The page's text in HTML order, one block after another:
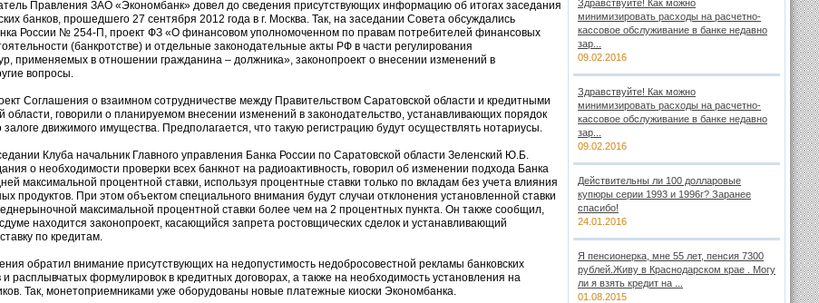
Правления ЗАО «Экономбанк» довел до сведения присутствующих информацию об итогах заседания
банков, прошедшего 27 сентября 2012 года в г. Москва. Так, на заседании Совета обсуждались
России № 254-П, проект ФЗ «О финансовом уполномоченном по правам потребителей финансовых
(банкротстве) и отдельные законодательные акты РФ в части регулирования
применяемых в отношении гражданина – должника», законопроект о внесении изменений в
вопросы.
Соглашения о взаимном сотрудничестве между Правительством Саратовской области и кредитными
области, говорили о планируемом внесении изменений в законодательство, устанавливающих порядок
движимого имущества. Предполагается, что такую регистрацию будут осуществлять нотариусы.
Клуба начальник Главного управления Банка России по Саратовской области Зеленский Ю.Б.
о необходимости проверки всех банкнот на радиоактивность, говорил об изменении подхода Банка
максимальной процентной ставки, используя процентные ставки только по вкладам без учета влияния
продуктов. При этом объектом специального внимания будут случаи отклонения установленной ставки
максимальной процентной ставки более чем на 2 процентных пункта. Он также сообщил,
находится законопроект, касающийся запрета ростовщических сделок и устанавливающий
по кредитам.
обратил внимание присутствующих на недопустимость недобросовестной рекламы банковских
расплывчатых формулировок в кредитных договорах, а также на необходимость установления на
Так, монетоприемниками уже оборудованы новые платежные киоски Экономбанка.
Здравствуйте! Как можно
минимизировать расходы на расчетно-
кассовое обслуживание в банке недавно
зар...
09.02.2016
Здравствуйте! Как можно
минимизировать расходы на расчетно-
кассовое обслуживание в банке недавно
зар...
09.02.2016
Действительны ли 100 долларовые
купюры серии 1993 и 1996г? Заранее
спасибо!
24.01.2016
Я пенсионерка, мне 55 лет, пенсия 7300
рублей.Живу в Краснодарском крае . Могу
ли я взять кредит на ...
01.08.2015